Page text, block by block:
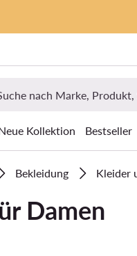
Kollektion Bestseller
Bekleidung Kleider
Damen